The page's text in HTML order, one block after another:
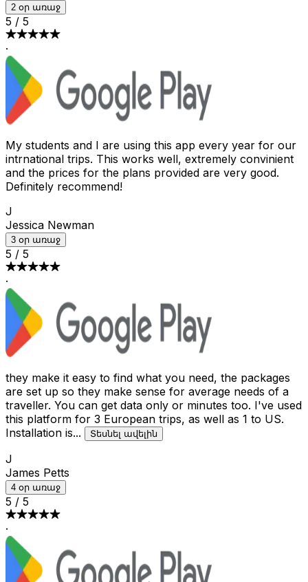
2 օր առաջ
5 / 5
·
My students and I are using this app every year for our
intrnational trips. This works well, extremely convinient
and the prices for the plans provided are very good.
Definitely recommend!
J
Jessica Newman
3 օր առաջ
5 / 5
·
they make it easy to find what you need, the packages
are set up so they make sense for average needs of a
traveller. You can get data only or minutes too. I've used
this platform for 3 European trips, as well as 1 to US.
Installation is... Տեսնել ավելին
J
James Petts
4 օր առաջ
5 / 5
·